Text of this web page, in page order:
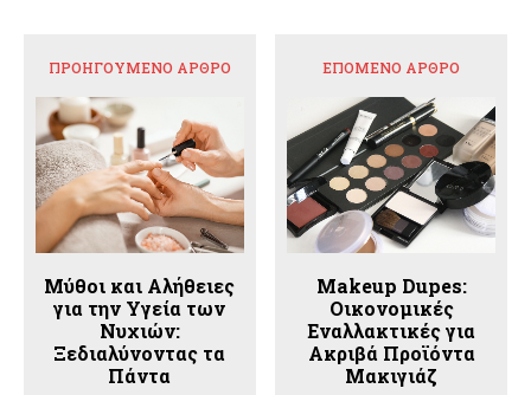
ΠΡΟΗΓΟΎΜΕΝΟ ΆΡΘΡΟ
Μύθοι και Αλήθειες
για την Υγεία των
Νυχιών:
Ξεδιαλύνοντας τα
Πάντα
ΕΠΌΜΕΝΟ ΆΡΘΡΟ
Makeup Dupes:
Οικονομικές
Εναλλακτικές για
Ακριβά Προϊόντα
Μακιγιάζ